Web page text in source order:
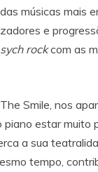
músicas mais
e
rockcom as
Smile, nos
piano estar
a sua
tempo,